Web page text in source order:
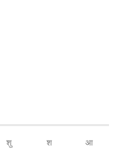
शु श आ